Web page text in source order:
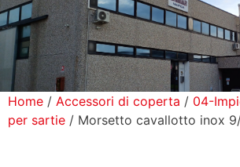
Prodotti
Home / Accessori di coperta / 04-
per sartie / Morsetto cavallotto inox